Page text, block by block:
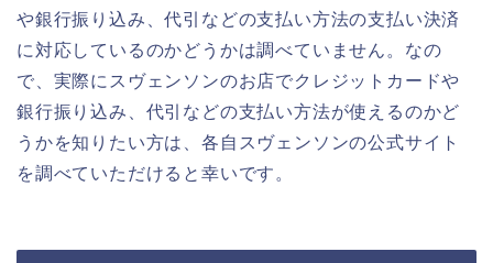
や銀行振り込み、代引などの支払い方法の支払い決済
に対応しているのかどうかは調べていません。なの
で、実際にスヴェンソンのお店でクレジットカードや
銀行振り込み、代引などの支払い方法が使えるのかど
うかを知りたい方は、各自スヴェンソンの公式サイト
を調べていただけると幸いです。